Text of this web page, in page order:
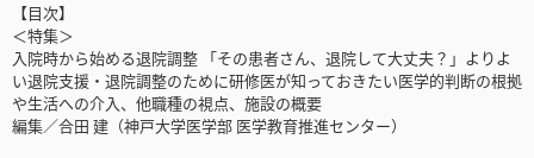
【目次】
＜特集＞
入院時から始める退院調整 「その患者さん、退院して大丈夫？」よりよ
い退院支援・退院調整のために研修医が知っておきたい医学的判断の根拠
や生活への介入、他職種の視点、施設の概要
編集／合田 建（神戸大学医学部 医学教育推進センター）